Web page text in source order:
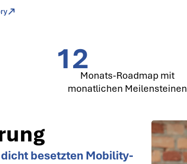
12Monats-Roadmap mit
monatlichen Meilensteinen
besetzten Mobility-